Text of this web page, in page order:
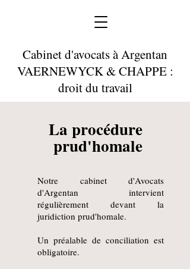
Cabinet d'avocats à Argentan
VAERNEWYCK & CHAPPE :
droit du travail
La procédure
prud'homale
Notre cabinet d'Avocats
d'Argentan intervient
régulièrement devant la
juridiction prud'homale.
Un préalable de conciliation est
obligatoire.